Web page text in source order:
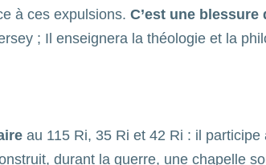
à ces expulsions.C’est une
; Il enseignera la théologie et la
au 115 Ri, 35 Ri et 42 Ri : il
durant la guerre, une chapelle